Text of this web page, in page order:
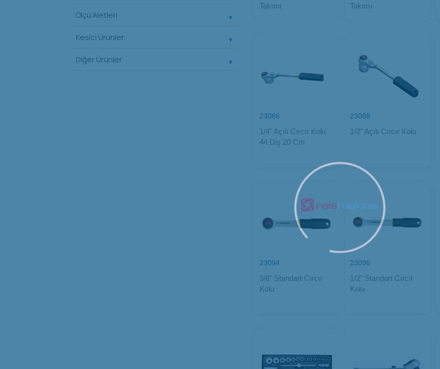
Ölçü Aletleri
Kesici Ürünler
Diğer Ürünler
Takımı
Takımı
23086
1/4" Açılı Cırcır Kolu
44 Diş 20 Cm
23088
1/2" Açılı Cırcır Kolu
23094
3/8" Standart Cırcır
Kolu
23096
1/2" Standart Cırcır
Kolu